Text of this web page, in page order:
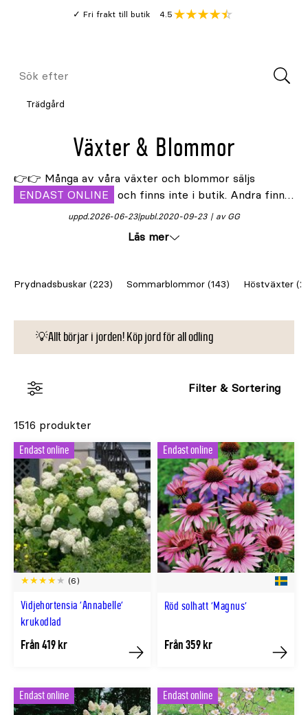
Fri frakt till butik
Genomsnitt
4.5
Meny
Sök
Trädgård
Växter & Blommor
👉👉 Många av våra växter och blommor säljs
ENDAST ONLINE
och finns inte i butik. Andra finns
enbart i butik 🏠. Beställ växter smidigt och få dem
buskar
och plantor från Omnia Garden hos
Granngården. Sortimentet är brett och passar både
exempel ljung, sommarblommor och perenner.
publ.2020-09-23
uppd.2026-06-23 av GG
Läs mer
Prydnadsbuskar (223) Sommarblommor (143) Höstväxter (2)
💡Allt börjar i jorden! Köp jord för all odling
Filter & Sortering
1516 produkter
Vidjehortensia 'Annabelle'
krukodlad
(6)
Endast online
Från 419 kr
Köp
Röd solhatt 'Magnus'
Endast online
Från 359 kr
Köp
Endast online Endast online